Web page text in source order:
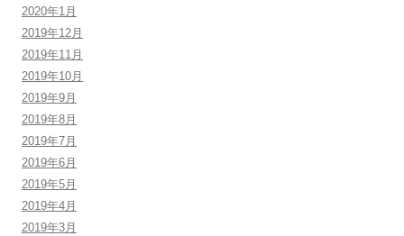
2020年1月
2019年12月
2019年11月
2019年10月
2019年9月
2019年8月
2019年7月
2019年6月
2019年5月
2019年4月
2019年3月